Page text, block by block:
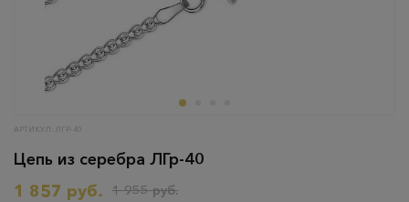
АРТИКУЛ: ЛГР-40
Цепь из серебра ЛГр-40
1 857 руб.
1 955 руб.